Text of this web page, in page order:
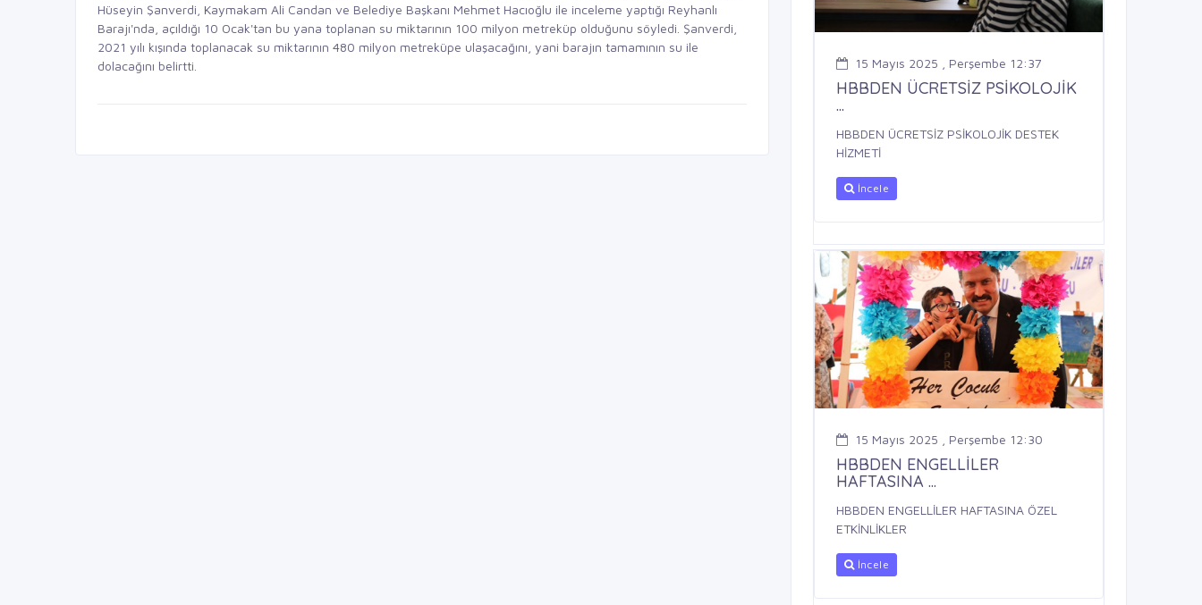
Hüseyin Şanverdi, Kaymakam Ali Candan ve Belediye Başkanı Mehmet Hacıoğlu ile inceleme yaptığı Reyhanlı
Barajı'nda, açıldığı 10 Ocak'tan bu yana toplanan su miktarının 100 milyon metreküp olduğunu söyledi. Şanverdi,
2021 yılı kışında toplanacak su miktarının 480 milyon metreküpe ulaşacağını, yani barajın tamamının su ile
dolacağını belirtti.
15 Mayıs 2025 , Perşembe 12:37
HBBDEN ÜCRETSİZ PSİKOLOJİK
...
HBBDEN ÜCRETSİZ PSİKOLOJİK DESTEK
HİZMETİ
İncele
15 Mayıs 2025 , Perşembe 12:30
HBBDEN ENGELLİLER
HAFTASINA ...
HBBDEN ENGELLİLER HAFTASINA ÖZEL
ETKİNLİKLER
İncele